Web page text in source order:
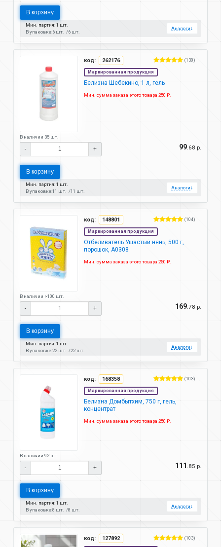
В корзину
Мин. партия: 1 шт.
В упаковке:6 шт. 6 шт.
Аналоги↓
код: 262176 (130)
Маркированная продукция
Белизна Шебекино, 1 л, гель
Мин. сумма заказа этого товара 250 ₽.
В наличии 35 шт.
- + 99 .68 р.
В корзину
Мин. партия: 1 шт.
В упаковке:11 шт. 11 шт.
Аналоги↓
код: 148801 (104)
Маркированная продукция
Отбеливатель Ушастый нянь, 500 г,
порошок, А0308
Мин. сумма заказа этого товара 250 ₽.
В наличии >100 шт.
- + 169 .78 р.
В корзину
Мин. партия: 1 шт.
В упаковке:22 шт. 22 шт.
Аналоги↓
код: 168358 (103)
Маркированная продукция
Белизна Домбытхим, 750 г, гель,
концентрат
Мин. сумма заказа этого товара 250 ₽.
В наличии 92 шт.
- + 111 .85 р.
В корзину
Мин. партия: 1 шт.
В упаковке:8 шт. 8 шт.
Аналоги↓
код: 127892 (103)